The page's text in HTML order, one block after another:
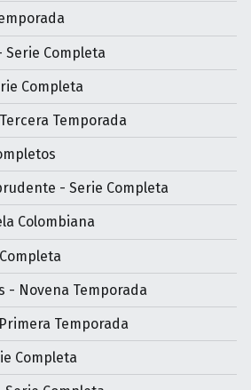
Completa
Completa
Temporada
- Serie Completa
Colombiana
- Novena Temporada
Temporada
Completa